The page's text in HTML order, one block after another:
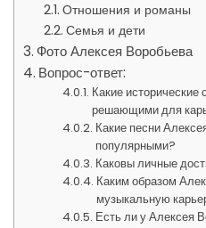
Отношения и романы
Семья и дети
Фото Алексея Воробьева
Вопрос-ответ:
Какие исторические
решающими для
Какие песни
популярными?
Каковы личные
Каким образом
музыкальную
Есть ли у Алексея